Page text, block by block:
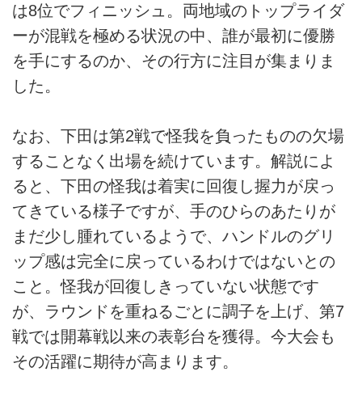
は8位でフィニッシュ。両地域のトップライダ
ーが混戦を極める状況の中、誰が最初に優勝
を手にするのか、その行方に注目が集まりま
した。
なお、下田は第2戦で怪我を負ったものの欠場
することなく出場を続けています。解説によ
ると、下田の怪我は着実に回復し握力が戻っ
てきている様子ですが、手のひらのあたりが
まだ少し腫れているようで、ハンドルのグリ
ップ感は完全に戻っているわけではないとの
こと。怪我が回復しきっていない状態です
が、ラウンドを重ねるごとに調子を上げ、第7
戦では開幕戦以来の表彰台を獲得。今大会も
その活躍に期待が高まります。